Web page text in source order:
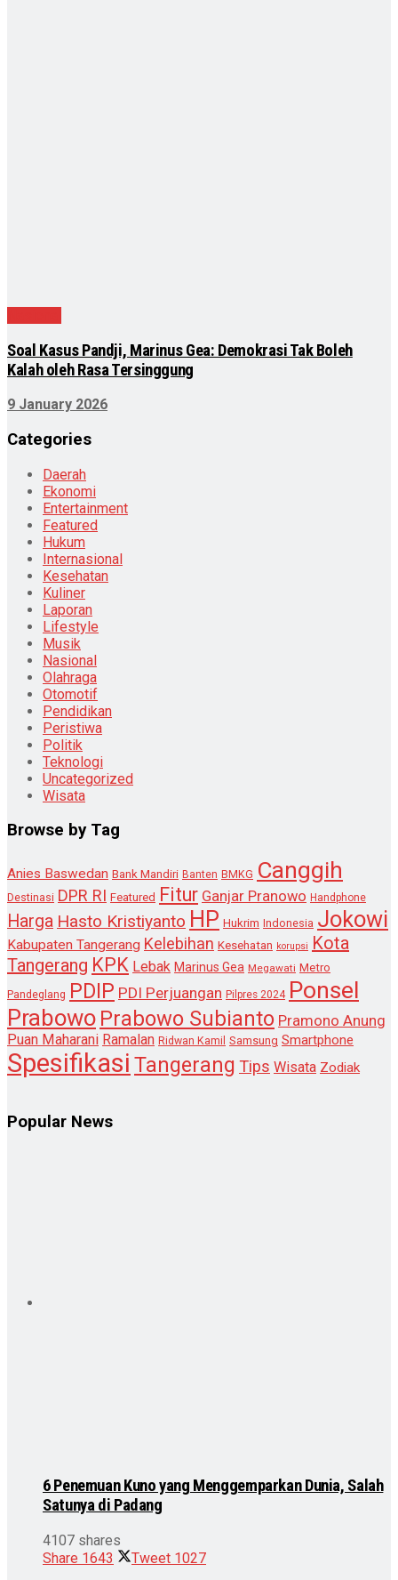
Soal Kasus Pandji, Marinus Gea: Demokrasi Tak Boleh
Kalah oleh Rasa Tersinggung
9 January 2026
Categories
Daerah
Ekonomi
Entertainment
Featured
Hukum
Internasional
Kesehatan
Kuliner
Laporan
Lifestyle
Musik
Nasional
Olahraga
Otomotif
Pendidikan
Peristiwa
Politik
Teknologi
Uncategorized
Wisata
Browse by Tag
Anies Baswedan Bank Mandiri Banten BMKG Canggih
Destinasi DPR RI Featured Fitur Ganjar Pranowo Handphone
Harga Hasto Kristiyanto HP Hukrim Indonesia Jokowi
Kabupaten Tangerang Kelebihan Kesehatan korupsi Kota
Tangerang KPK Lebak Marinus Gea Megawati Metro
Pandeglang PDIP PDI Perjuangan Pilpres 2024 Ponsel
Prabowo Prabowo Subianto Pramono Anung
Puan Maharani Ramalan Ridwan Kamil Samsung Smartphone
Spesifikasi Tangerang Tips Wisata Zodiak
Popular News
6 Penemuan Kuno yang Menggemparkan Dunia, Salah
Satunya di Padang
4107 shares
Share 1643 Tweet 1027